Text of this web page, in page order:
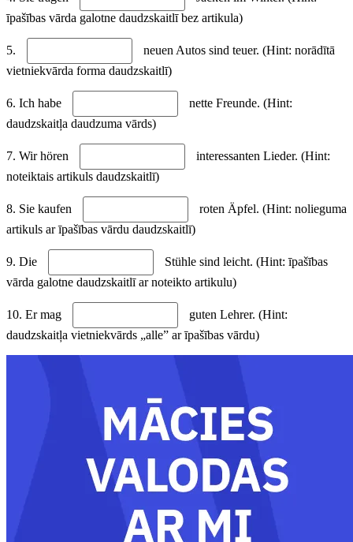
īpašības vārda galotne daudzskaitlī bez artikula)
5.
neuen Autos sind teuer. (Hint: norādītā
vietniekvārda forma daudzskaitlī)
6. Ich habe
nette Freunde. (Hint:
daudzskaitļa daudzuma vārds)
7. Wir hören
interessanten Lieder. (Hint:
noteiktais artikuls daudzskaitlī)
8. Sie kaufen
roten Äpfel. (Hint: nolieguma
artikuls ar īpašības vārdu daudzskaitlī)
9. Die
Stühle sind leicht. (Hint: īpašības
vārda galotne daudzskaitlī ar noteikto artikulu)
10. Er mag
guten Lehrer. (Hint:
daudzskaitļa vietniekvārds „alle” ar īpašības vārdu)